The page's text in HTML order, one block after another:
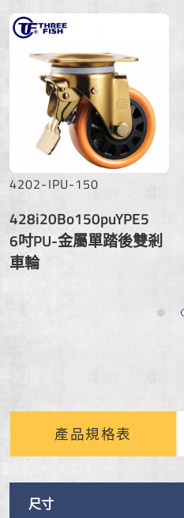
4202-IPU-150
428i20Bo150puYPE5
6吋PU-金屬單踏後雙剎
車輪
產品規格表
尺寸